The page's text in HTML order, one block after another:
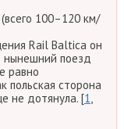
100–120 км/
Rail Baltica он
нынешний поезд
равно
польская сторона
не дотянула. [1